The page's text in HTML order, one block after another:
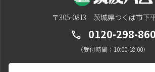
〒305-0813 茨城県つくば市下
call 0120-298-860
（受付時間：10:00-18:00）